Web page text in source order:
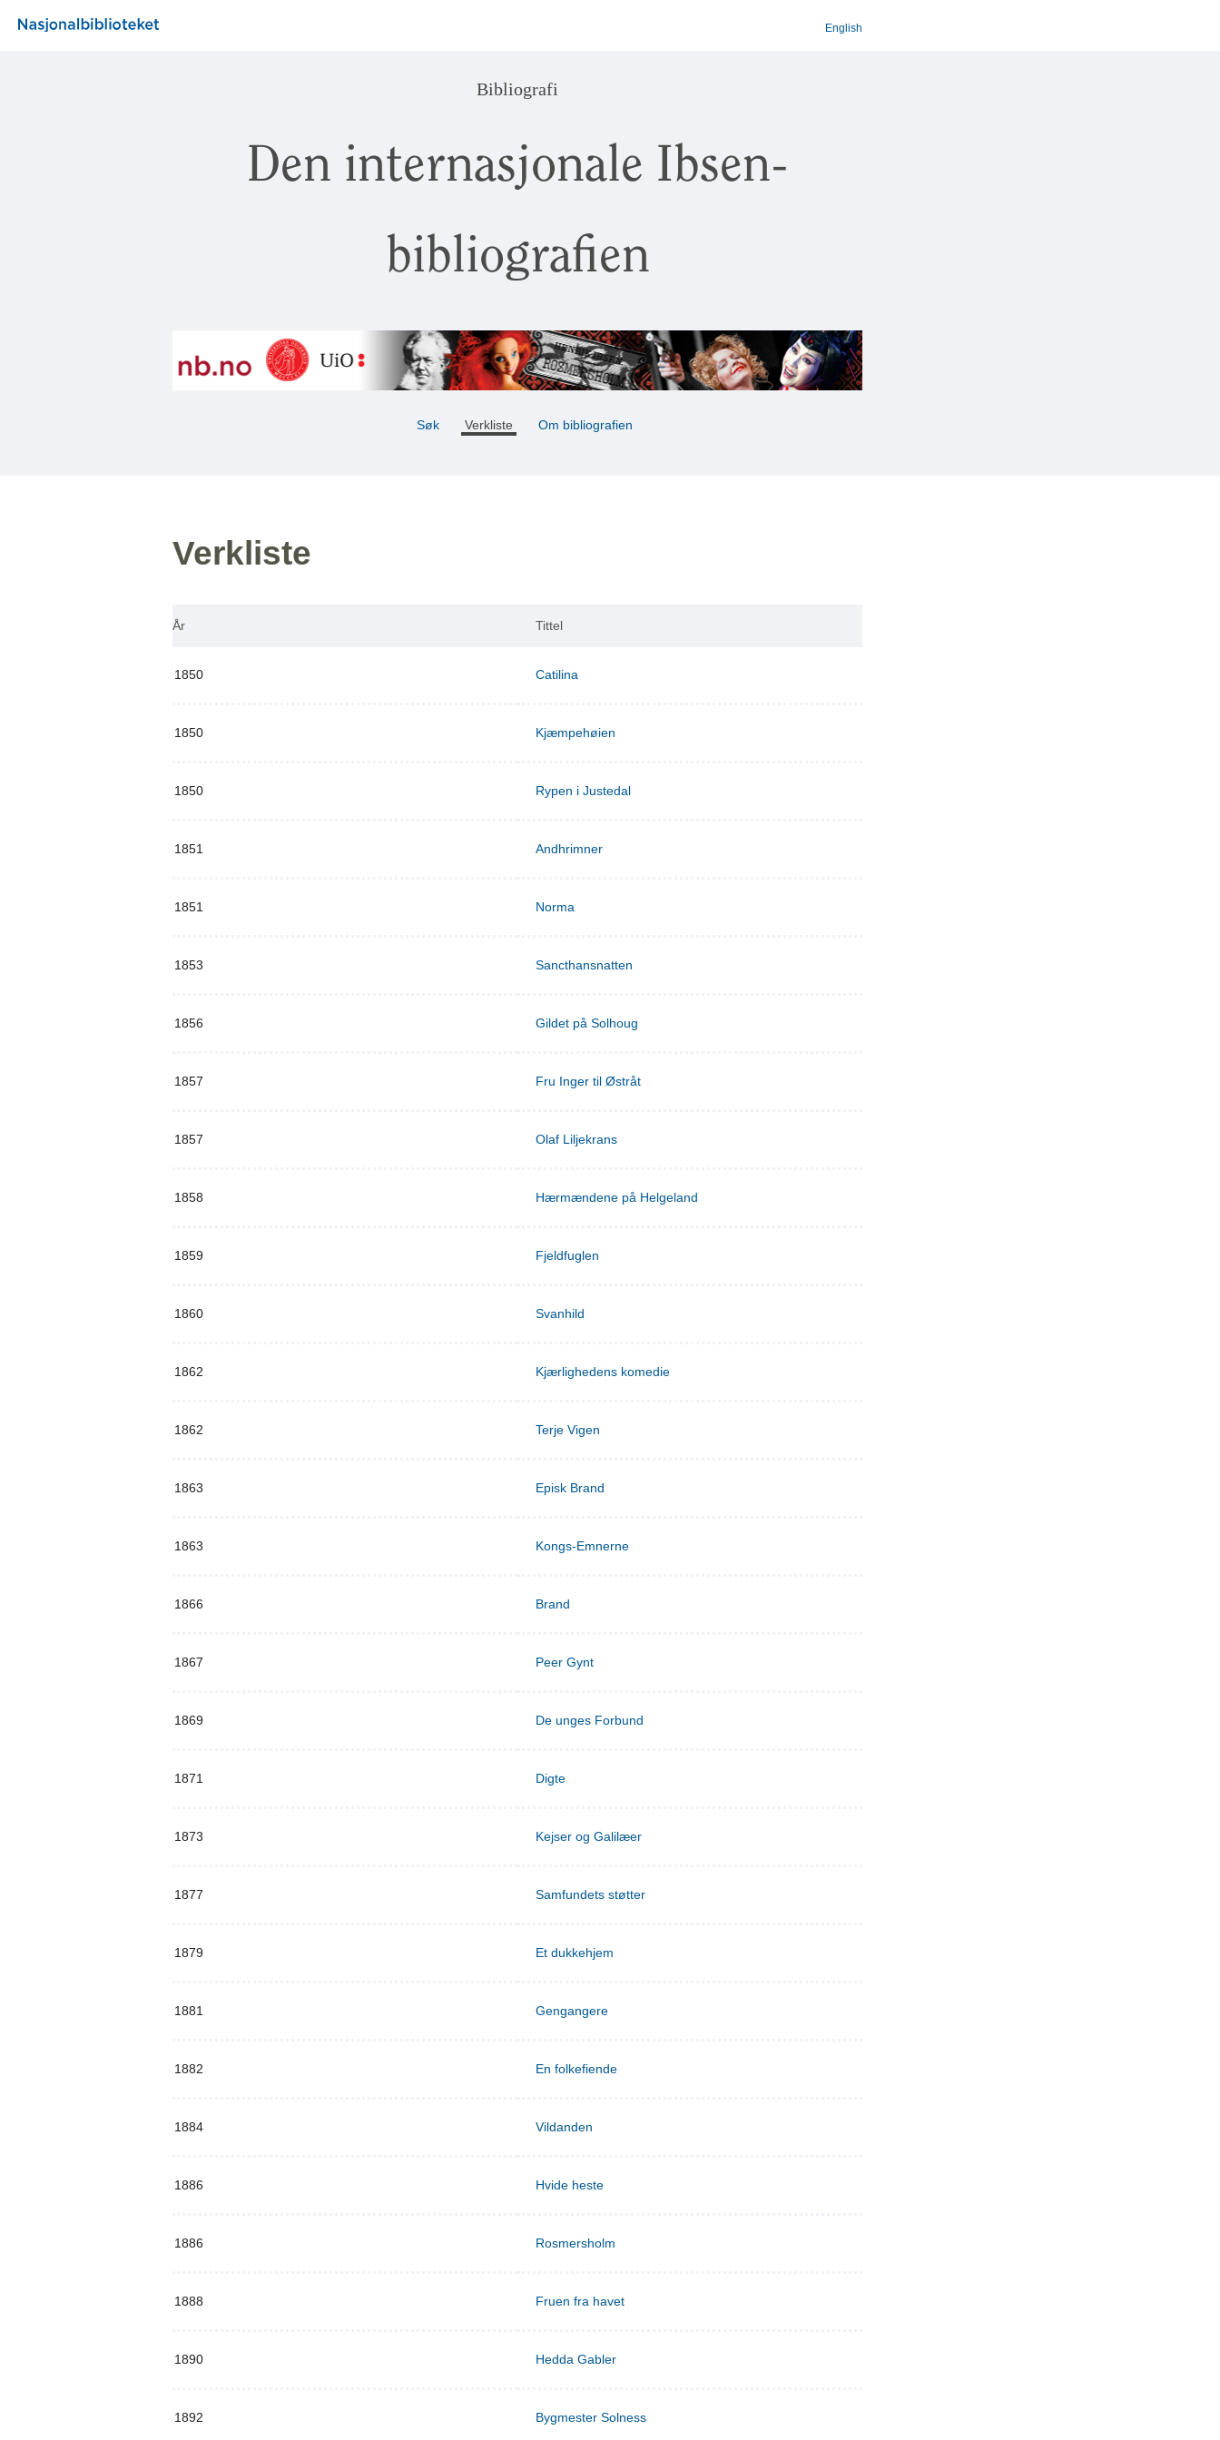
English
Bibliografi
Den internasjonale Ibsen-
bibliografien
Søk Verkliste Om bibliografien
Verkliste
År Tittel
1850 Catilina
1850 Kjæmpehøien
1850 Rypen i Justedal
1851 Andhrimner
1851 Norma
1853 Sancthansnatten
1856 Gildet på Solhoug
1857 Fru Inger til Østråt
1857 Olaf Liljekrans
1858 Hærmændene på Helgeland
1859 Fjeldfuglen
1860 Svanhild
1862 Kjærlighedens komedie
1862 Terje Vigen
1863 Episk Brand
1863 Kongs-Emnerne
1866 Brand
1867 Peer Gynt
1869 De unges Forbund
1871 Digte
1873 Kejser og Galilæer
1877 Samfundets støtter
1879 Et dukkehjem
1881 Gengangere
1882 En folkefiende
1884 Vildanden
1886 Hvide heste
1886 Rosmersholm
1888 Fruen fra havet
1890 Hedda Gabler
1892 Bygmester Solness